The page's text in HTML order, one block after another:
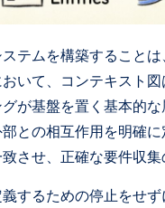
テムを構築すること
いて、コンテキスト
が基盤を置く基本的
との相互作用を明確
させ、正確な要件収集
するための停止をせ